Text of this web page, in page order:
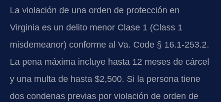
La violación de una orden de protección en
Virginia es un delito menor Clase 1 (Class 1
misdemeanor) conforme al Va. Code § 16.1-253.2.
La pena máxima incluye hasta 12 meses de cárcel
y una multa de hasta $2,500. Si la persona tiene
dos condenas previas por violación de orden de